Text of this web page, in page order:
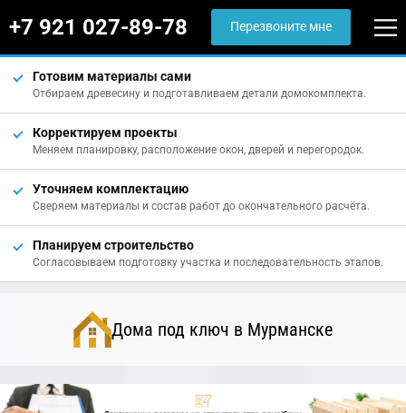
+7 921 027-89-78 Перезвоните мне
Готовим материалы сами
Отбираем древесину и подготавливаем детали домокомплекта.
Корректируем проекты
Меняем планировку, расположение окон, дверей и перегородок.
Уточняем комплектацию
Сверяем материалы и состав работ до окончательного расчёта.
Планируем строительство
Согласовываем подготовку участка и последовательность этапов.
Дома под ключ в Мурманске